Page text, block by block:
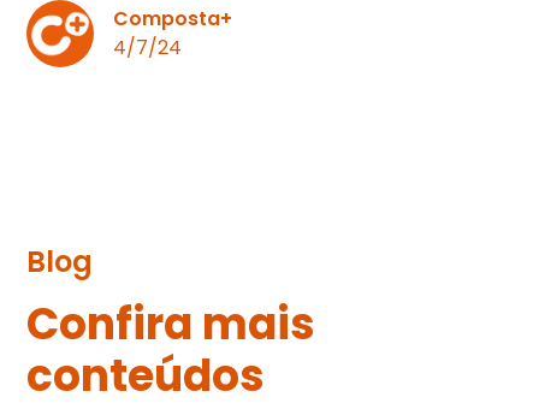
Composta+
4/7/24
Blog
Confira mais
conteúdos